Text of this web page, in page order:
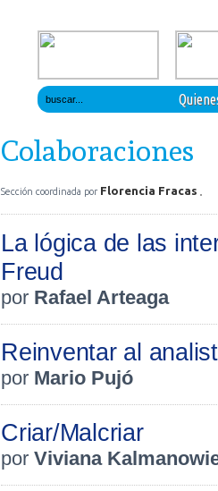
Colaboraciones
Sección coordinada por Florencia Fracas
La lógica de las
Freud
por Rafael Arteaga
Reinventar al
por Mario Pujó
Criar/Malcriar
por Viviana